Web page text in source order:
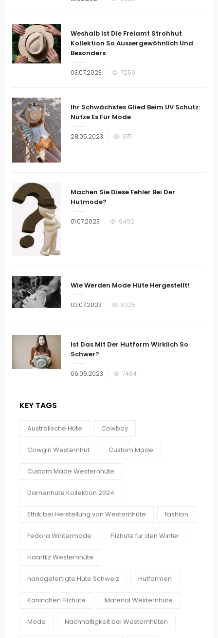
Weshalb Ist Die Freiamt Strohhut
Kollektion So Aussergewöhnlich Und
Besonders
Veröffentlicht
03.07.2023 7250
Ihr Schwächstes Glied Beim UV Schutz:
Nutze Es Für Mode
Veröffentlicht
28.05.2023 9711
Machen Sie Diese Fehler Bei Der
Hutmode?
Veröffentlicht
01.07.2023 9492
Wie Werden Mode Hüte Hergestellt!
Veröffentlicht
03.07.2023 8325
Ist Das Mit Der Hutform Wirklich So
Schwer?
Veröffentlicht
06.06.2023 7484
KEY TAGS
Australische Hüte Cowboy
Cowgirl Westernhut Custom Made
Custom Made Westernhüte
Damenhüte Kollektion 2024
Ethik bei Herstellung von Westernhüte fashion
Fedora Wintermode Filzhüte für den Winter
Haarfilz Westernhüte
handgefertigte Hüte Schweiz Hutformen
Kaninchen Filzhüte Material Westernhüte
Mode Nachhaltigkeit bei Westernhüten